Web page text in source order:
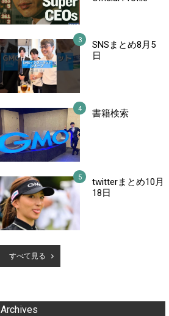
SNSまとめ8月5
日
書籍検索
twitterまとめ10月
18日
すべて見る
Archives